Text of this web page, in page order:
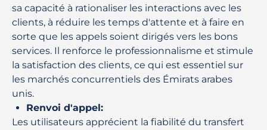
sa capacité à rationaliser les interactions avec les
clients, à réduire les temps d'attente et à faire en
sorte que les appels soient dirigés vers les bons
services. Il renforce le professionnalisme et stimule
la satisfaction des clients, ce qui est essentiel sur
les marchés concurrentiels des Émirats arabes
unis.
Renvoi d'appel:
Les utilisateurs apprécient la fiabilité du transfert